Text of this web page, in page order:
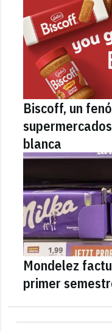
Biscoff, un
blanca
Mondelez
primer